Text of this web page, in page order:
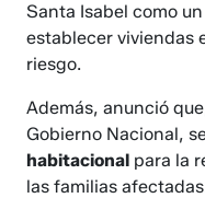
Santa Isabel como
establecer viviendas
riesgo.
Además, anunció
Gobierno Nacional,
habitacional para la
las familias